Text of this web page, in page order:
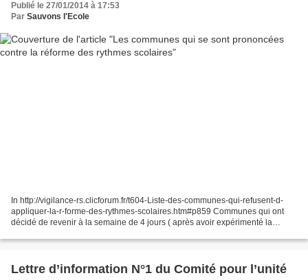
Publié le 27/01/2014 à 17:53
Par Sauvons l'Ecole
In http://vigilance-rs.clicforum.fr/t604-Liste-des-communes-qui-refusent-d-
appliquer-la-r-forme-des-rythmes-scolaires.htm#p859 Communes qui ont
décidé de revenir à la semaine de 4 jours ( après avoir expérimenté la
Lettre d’information N°1 du Comité pour l’unité